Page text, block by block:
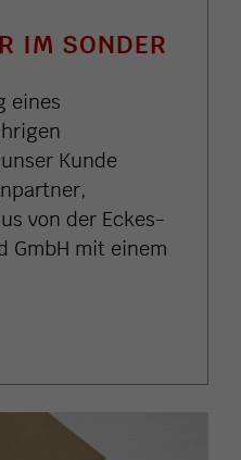
IM SONDER
eines
Kunde
von der Eckes-
GmbH mit einem